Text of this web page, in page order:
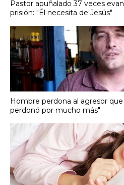
Pastor apuñalado 37 veces
prisión: "Él necesita de Jesús"
Hombre perdona al agresor
perdonó por mucho más"